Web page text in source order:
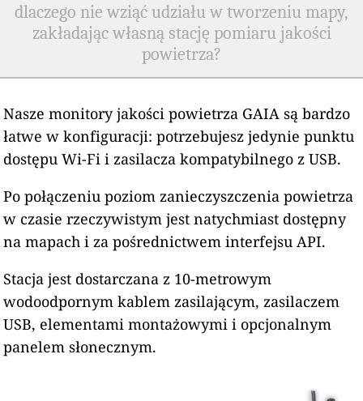
dlaczego nie wziąć udziału w tworzeniu mapy,
zakładając własną stację pomiaru jakości
powietrza?
Nasze monitory jakości powietrza GAIA są bardzo
łatwe w konfiguracji: potrzebujesz jedynie punktu
dostępu Wi-Fi i zasilacza kompatybilnego z USB.
Po połączeniu poziom zanieczyszczenia powietrza
w czasie rzeczywistym jest natychmiast dostępny
na mapach i za pośrednictwem interfejsu API.
Stacja jest dostarczana z 10-metrowym
wodoodpornym kablem zasilającym, zasilaczem
USB, elementami montażowymi i opcjonalnym
panelem słonecznym.